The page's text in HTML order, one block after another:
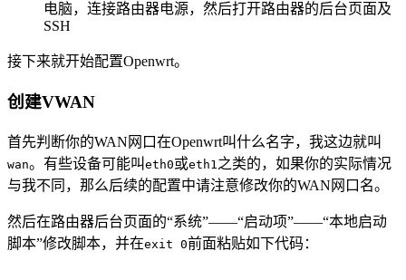
电脑，连接路由器电源，然后打开路由器的后台页面及
SSH
接下来就开始配置Openwrt。
创建VWAN
首先判断你的WAN网口在Openwrt叫什么名字，我这边就叫
wan。有些设备可能叫 eth0或eth1 之类的，如果你的实际情况
与我不同，那么后续的配置中请注意修改你的WAN网口名。
然后在路由器后台页面的“系统”——“启动项”——“本地启动
脚本”修改脚本，并在exit 0前面粘贴如下代码：